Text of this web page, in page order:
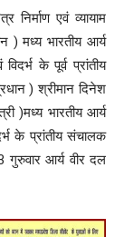
निर्माण एवं व्यायाम
) मध्य भारतीय आर्य
के पूर्व प्रांतीय
) श्रीमान दिनेश
)मध्य भारतीय आर्य
के प्रांतीय संचालक
आर्य वीर दल